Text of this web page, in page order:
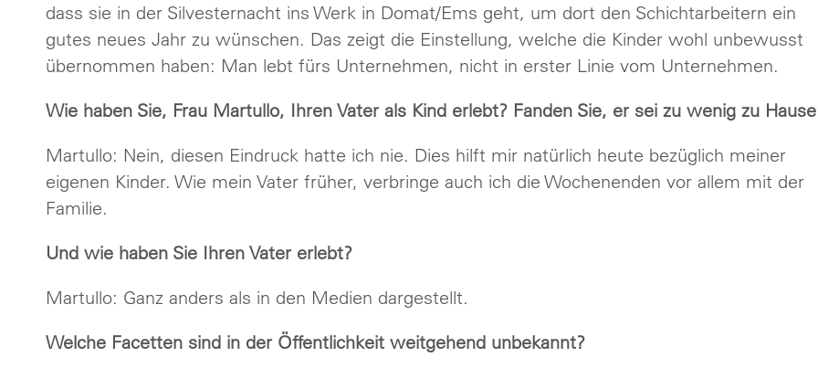
dass sie in der Silvesternacht ins Werk in Domat/Ems geht, um dort den Schichtarbeitern ein
gutes neues Jahr zu wünschen. Das zeigt die Einstellung, welche die Kinder wohl unbewusst
übernommen haben: Man lebt fürs Unternehmen, nicht in erster Linie vom Unternehmen.
Wie haben Sie, Frau Martullo, Ihren Vater als Kind erlebt? Fanden Sie, er sei zu wenig zu
Martullo: Nein, diesen Eindruck hatte ich nie. Dies hilft mir natürlich heute bezüglich meiner
eigenen Kinder. Wie mein Vater früher, verbringe auch ich die Wochenenden vor allem mit der
Familie.
Und wie haben Sie Ihren Vater erlebt?
Martullo: Ganz anders als in den Medien dargestellt.
Welche Facetten sind in der Öffentlichkeit weitgehend unbekannt?